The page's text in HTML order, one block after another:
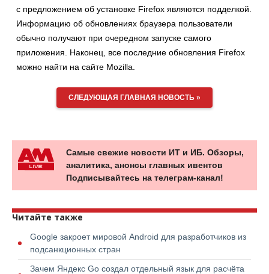
с предложением об установке Firefox являются подделкой.
Информацию об обновлениях браузера пользователи
обычно получают при очередном запуске самого
приложения. Наконец, все последние обновления Firefox
можно найти на сайте Mozilla.
СЛЕДУЮЩАЯ ГЛАВНАЯ НОВОСТЬ »
Самые свежие новости ИТ и ИБ. Обзоры,
аналитика, анонсы главных ивентов
Подписывайтесь на телеграм-канал!
Читайте также
Google закроет мировой Android для разработчиков из
подсанкционных стран
Зачем Яндекс Go создал отдельный язык для расчёта